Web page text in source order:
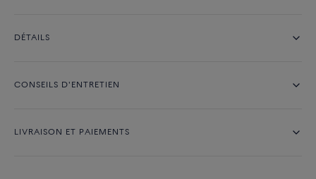
DÉTAILS
CONSEILS D'ENTRETIEN
LIVRAISON ET PAIEMENTS